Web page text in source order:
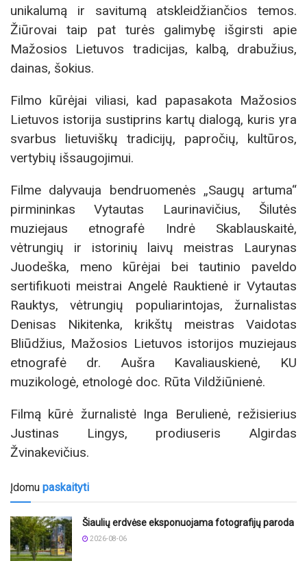
unikalumą ir savitumą atskleidžiančios temos.
Žiūrovai taip pat turės galimybę išgirsti apie
Mažosios Lietuvos tradicijas, kalbą, drabužius,
dainas, šokius.
Filmo kūrėjai viliasi, kad papasakota Mažosios
Lietuvos istorija sustiprins kartų dialogą, kuris yra
svarbus lietuviškų tradicijų, papročių, kultūros,
vertybių išsaugojimui.
Filme dalyvauja bendruomenės „Saugų artuma“
pirmininkas Vytautas Laurinavičius, Šilutės
muziejaus etnografė Indrė Skablauskaitė,
vėtrungių ir istorinių laivų meistras Laurynas
Juodeška, meno kūrėjai bei tautinio paveldo
sertifikuoti meistrai Angelė Rauktienė ir Vytautas
Rauktys, vėtrungių populiarintojas, žurnalistas
Denisas Nikitenka, krikštų meistras Vaidotas
Bliūdžius, Mažosios Lietuvos istorijos muziejaus
etnografė dr. Aušra Kavaliauskienė, KU
muzikologė, etnologė doc. Rūta Vildžiūnienė.
Filmą kūrė žurnalistė Inga Berulienė, režisierius
Justinas Lingys, prodiuseris Algirdas
Žvinakevičius.
Įdomu paskaityti
Šiaulių erdvėse eksponuojama fotografijų paroda
2026-08-06